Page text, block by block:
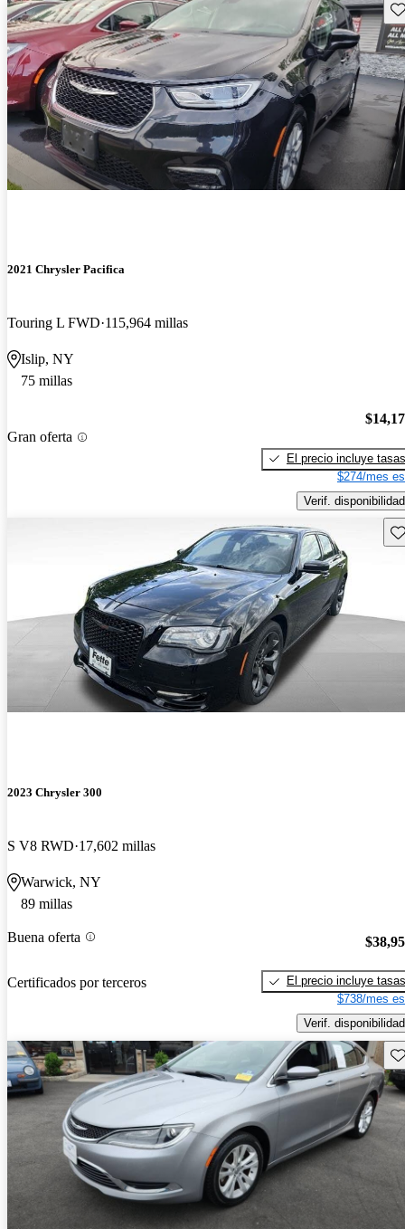
2021 Chrysler Pacifica
Touring L FWD 115,964 millas
Islip, NY
75 millas
Gran oferta
El precio incluye tasas
$274/mes
Verif. disponibilidad
2023 Chrysler 300
S V8 RWD 17,602 millas
Warwick, NY
89 millas
Buena oferta
Certificados por terceros
El precio incluye tasas
$738/mes
Verif. disponibilidad